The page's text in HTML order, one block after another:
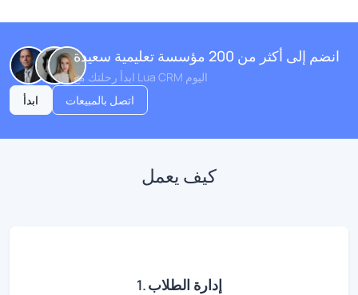
انضم إلى أكثر من 200 مؤسسة تعليمية سعيدة
ابدأ رحلتك مع Lua CRM اليوم
ابدأ
اتصل بالمبيعات
كيف يعمل
1. إدارة الطلاب